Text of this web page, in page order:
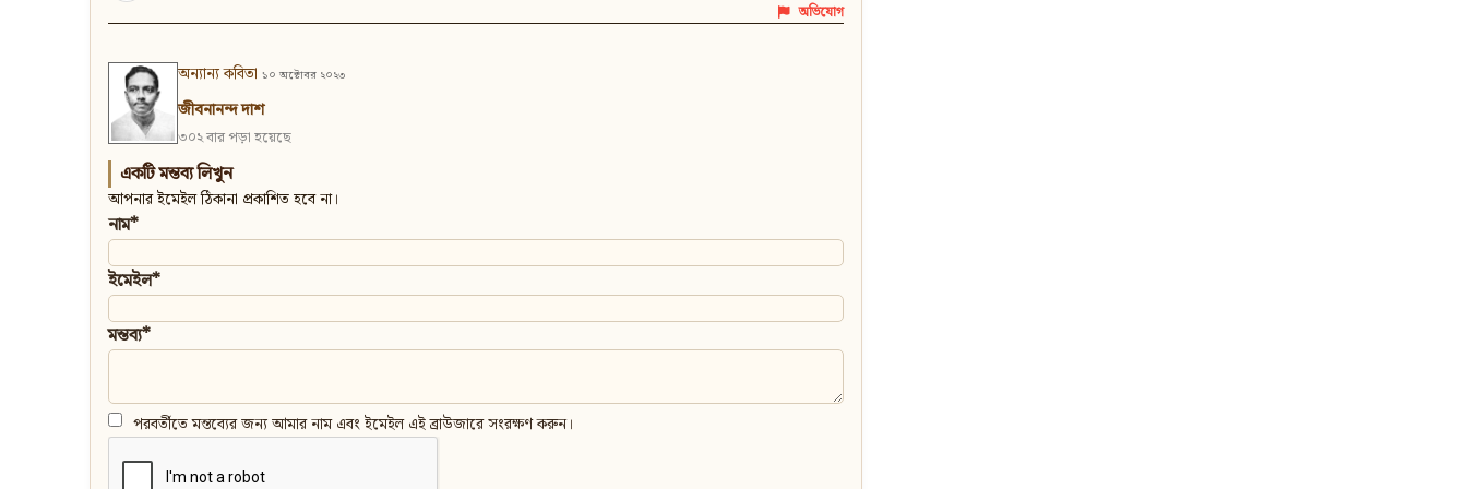
অভিযোগ
অন্যান্য কবিতা ১০ অক্টোবর ২০২৩
জীবনানন্দ দাশ
৩০২ বার পড়া হয়েছে
একটি মন্তব্য লিখুন
আপনার ইমেইল ঠিকানা প্রকাশিত হবে না।
নাম*
ইমেইল*
মন্তব্য*
পরবর্তীতে মন্তব্যের জন্য আমার নাম এবং ইমেইল এই ব্রাউজারে সংরক্ষণ করুন।